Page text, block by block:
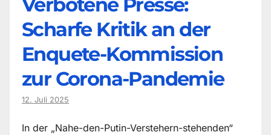
Verbotene Presse:
Scharfe Kritik an der
Enquete-Kommission
zur Corona-Pandemie
12. Juli 2025
In der „Nahe-den-Putin-Verstehern-stehenden“